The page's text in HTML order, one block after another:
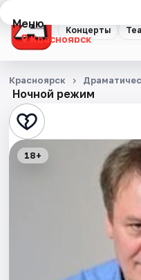
Концерты
Меню
Красноярск
Концерты
Театр
Стендап
Ночной режим
Красноярск
18+